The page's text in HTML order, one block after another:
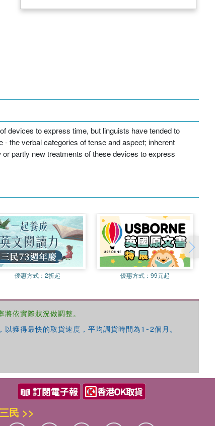
devices to express time, but linguists have tended to
the verbal categories of tense and aspect; inherent
partly new treatments of these devices to express
優惠方式：2折起 優惠方式：99元起
依實際狀況做調整。
獲得最快的取貨速度，平均調貨時間為1~2個月。
民 >>